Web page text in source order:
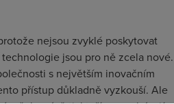
nejsou zvyklé poskytovat
jsou pro ně zcela nové.
s největším inovačním
přístup důkladně vyzkouší. Ale